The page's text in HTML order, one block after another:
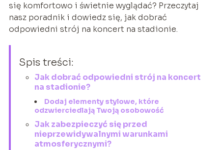
się komfortowo i świetnie wyglądać? Przeczytaj
nasz poradnik i dowiedz się, jak dobrać
odpowiedni strój na koncert na stadionie.
Spis treści:
Jak dobrać odpowiedni strój na koncert
na stadionie?
Dodaj elementy stylowe, które
odzwierciedlają Twoją osobowość
Jak zabezpieczyć się przed
nieprzewidywalnymi warunkami
atmosferycznymi?